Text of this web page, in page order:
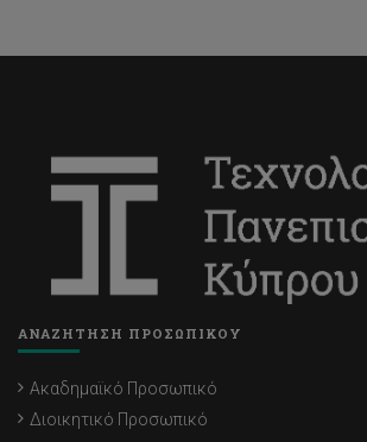
ΑΝΑΖΗΤΗΣΗ ΠΡΟΣΩΠΙΚΟΥ
Ακαδημαϊκό Προσωπικό
Διοικητικό Προσωπικό